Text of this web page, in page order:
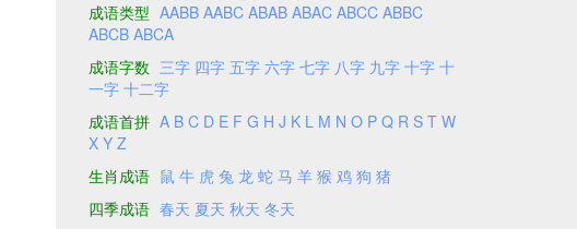
成语类型 AABB AABC ABAB ABAC ABCC ABBC
ABCB ABCA
成语字数 三字 四字 五字 六字 七字 八字 九字 十字 十
一字 十二字
成语首拼 A B C D E F G H J K L M N O P Q R S T W
X Y Z
生肖成语 鼠 牛 虎 兔 龙 蛇 马 羊 猴 鸡 狗 猪
四季成语 春天 夏天 秋天 冬天